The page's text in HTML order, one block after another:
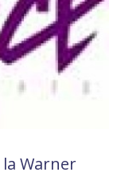
Warner